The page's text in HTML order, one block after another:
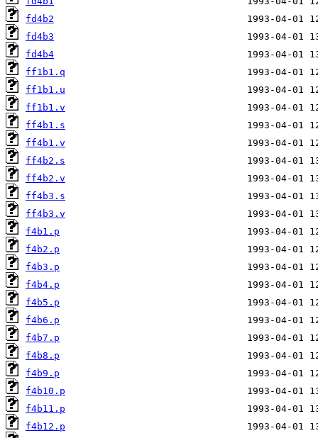
fd4b2
fd4b3
fd4b4
ff1b1.q
ff1b1.u
ff1b1.v
ff4b1.s
ff4b1.v
ff4b2.s
ff4b2.v
ff4b3.s
ff4b3.v
f4b1.p
f4b2.p
f4b3.p
f4b4.p
f4b5.p
f4b6.p
f4b7.p
f4b8.p
f4b9.p
f4b10.p
f4b11.p
f4b12.p